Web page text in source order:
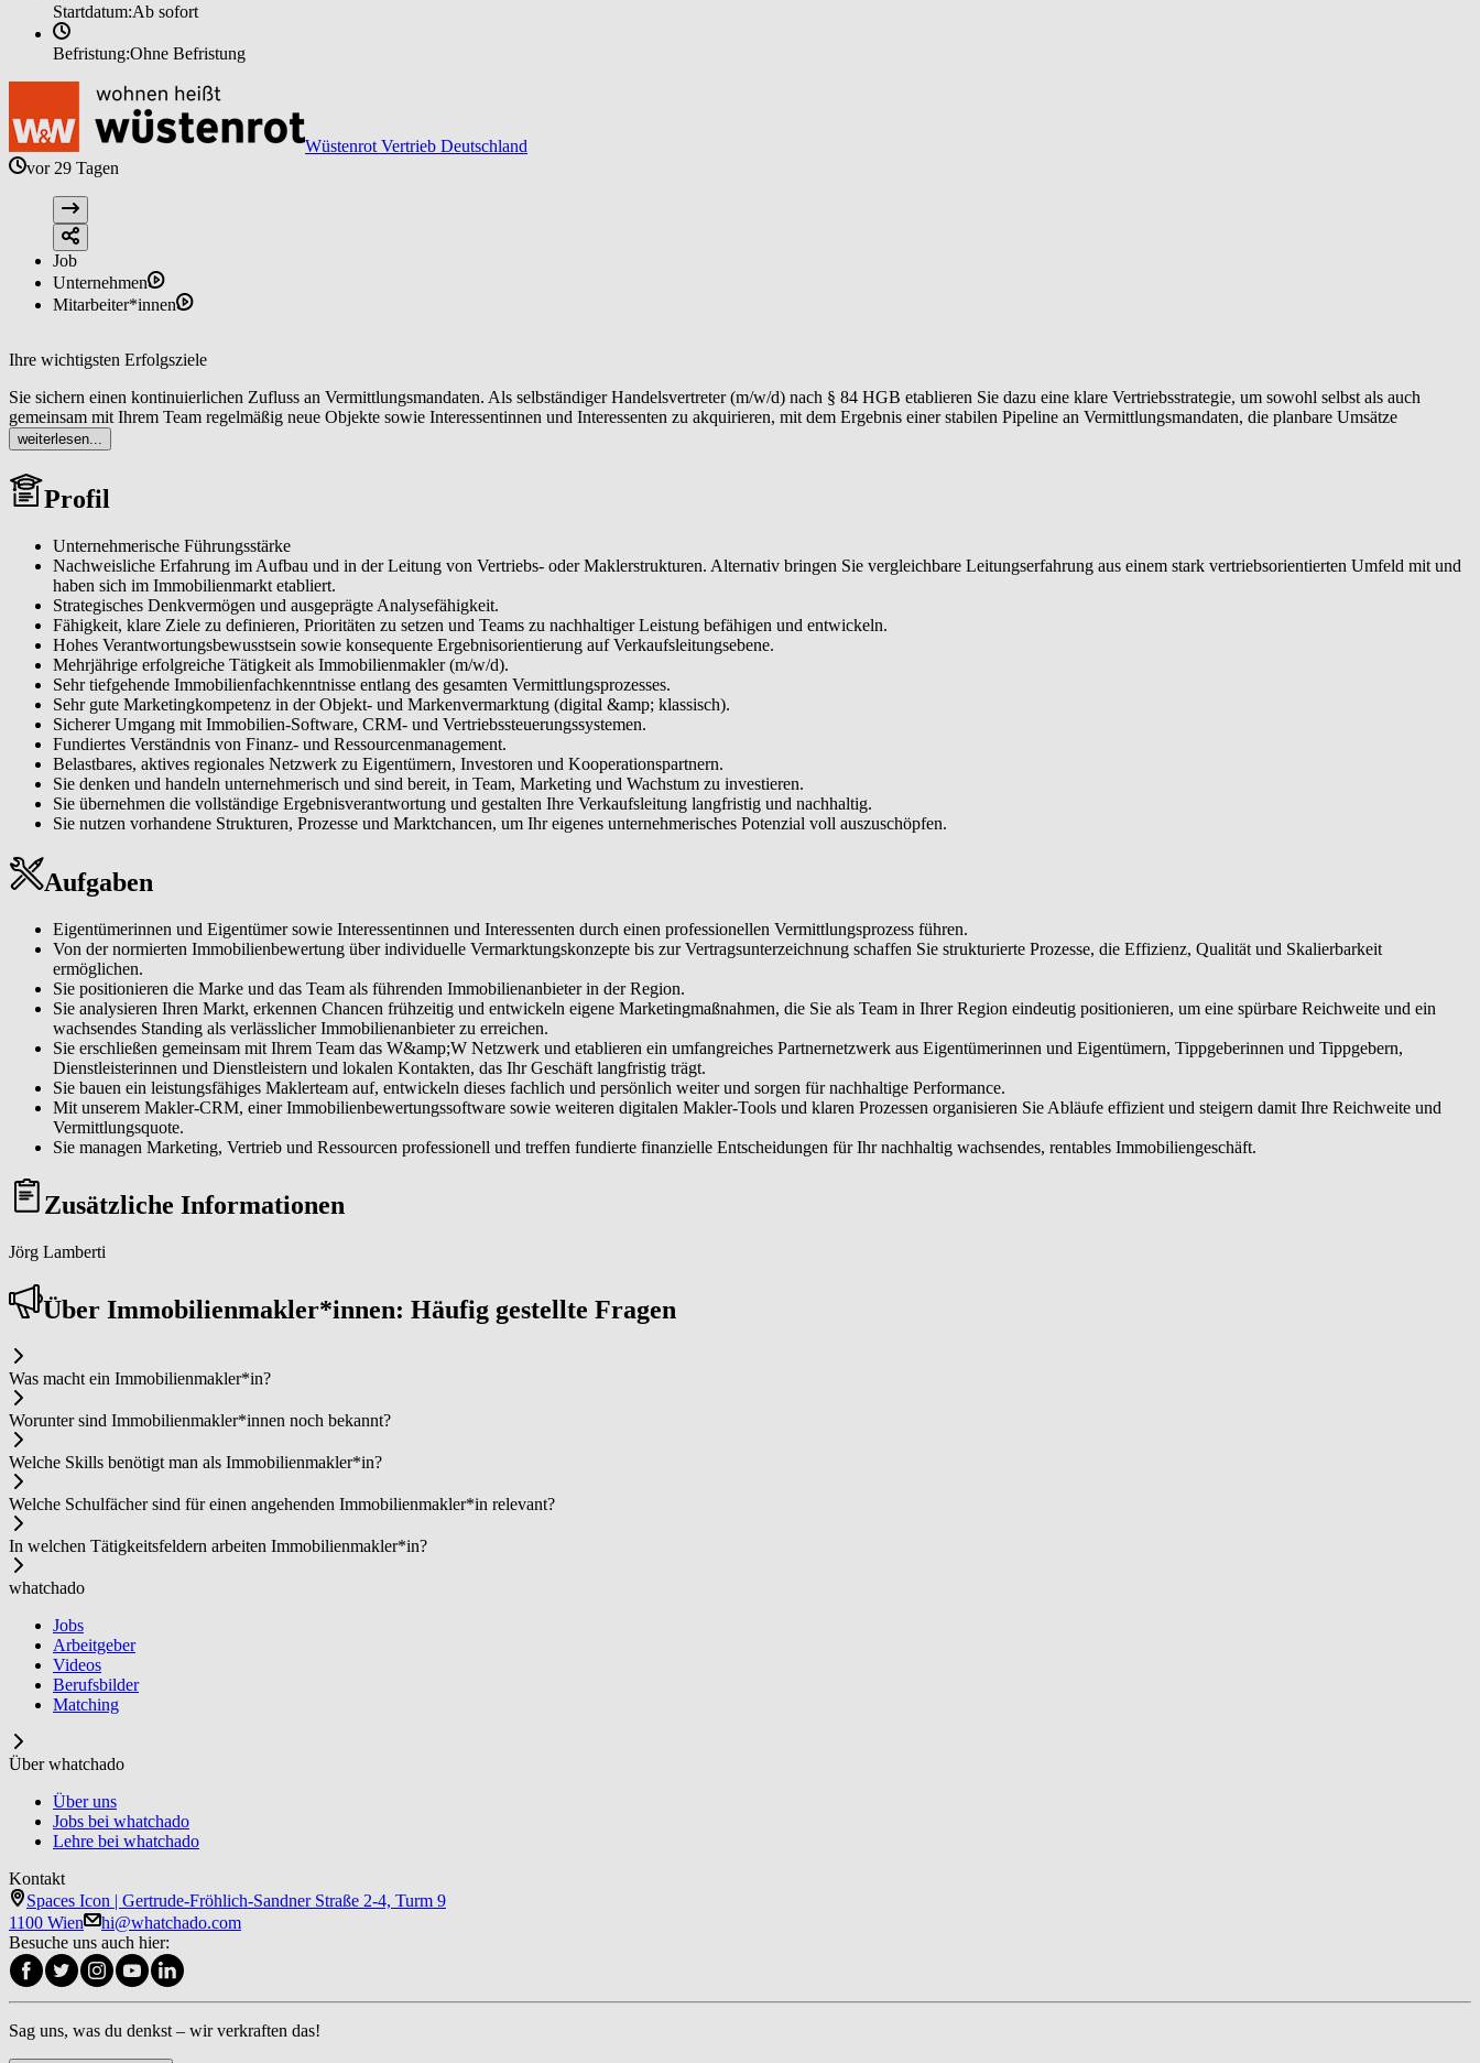
Startdatum:Ab sofort
Befristung:Ohne Befristung
Wüstenrot Vertrieb Deutschland
vor 29 Tagen
Job
Unternehmen
Mitarbeiter*innen
Ihre wichtigsten Erfolgsziele
Sie sichern einen kontinuierlichen Zufluss an Vermittlungsmandaten. Als selbständiger Handelsvertreter (m/w/d) nach § 84 HGB etablieren Sie dazu eine klare Vertriebsstrategie, um sowohl selbst als auch
gemeinsam mit Ihrem Team regelmäßig neue Objekte sowie Interessentinnen und Interessenten zu akquirieren, mit dem Ergebnis einer stabilen Pipeline an Vermittlungsmandaten, die planbare Umsätze
ermöglicht.
weiterlesen...
Profil
Unternehmerische Führungsstärke
Nachweisliche Erfahrung im Aufbau und in der Leitung von Vertriebs- oder Maklerstrukturen. Alternativ bringen Sie vergleichbare Leitungserfahrung aus einem stark vertriebsorientierten Umfeld mit und
haben sich im Immobilienmarkt etabliert.
Strategisches Denkvermögen und ausgeprägte Analysefähigkeit.
Fähigkeit, klare Ziele zu definieren, Prioritäten zu setzen und Teams zu nachhaltiger Leistung befähigen und entwickeln.
Hohes Verantwortungsbewusstsein sowie konsequente Ergebnisorientierung auf Verkaufsleitungsebene.
Mehrjährige erfolgreiche Tätigkeit als Immobilienmakler (m/w/d).
Sehr tiefgehende Immobilienfachkenntnisse entlang des gesamten Vermittlungsprozesses.
Sehr gute Marketingkompetenz in der Objekt- und Markenvermarktung (digital &amp; klassisch).
Sicherer Umgang mit Immobilien-Software, CRM- und Vertriebssteuerungssystemen.
Fundiertes Verständnis von Finanz- und Ressourcenmanagement.
Belastbares, aktives regionales Netzwerk zu Eigentümern, Investoren und Kooperationspartnern.
Sie denken und handeln unternehmerisch und sind bereit, in Team, Marketing und Wachstum zu investieren.
Sie übernehmen die vollständige Ergebnisverantwortung und gestalten Ihre Verkaufsleitung langfristig und nachhaltig.
Sie nutzen vorhandene Strukturen, Prozesse und Marktchancen, um Ihr eigenes unternehmerisches Potenzial voll auszuschöpfen.
Aufgaben
Eigentümerinnen und Eigentümer sowie Interessentinnen und Interessenten durch einen professionellen Vermittlungsprozess führen.
Von der normierten Immobilienbewertung über individuelle Vermarktungskonzepte bis zur Vertragsunterzeichnung schaffen Sie strukturierte Prozesse, die Effizienz, Qualität und Skalierbarkeit
ermöglichen.
Sie positionieren die Marke und das Team als führenden Immobilienanbieter in der Region.
Sie analysieren Ihren Markt, erkennen Chancen frühzeitig und entwickeln eigene Marketingmaßnahmen, die Sie als Team in Ihrer Region eindeutig positionieren, um eine spürbare Reichweite und ein
wachsendes Standing als verlässlicher Immobilienanbieter zu erreichen.
Sie erschließen gemeinsam mit Ihrem Team das W&amp;W Netzwerk und etablieren ein umfangreiches Partnernetzwerk aus Eigentümerinnen und Eigentümern, Tippgeberinnen und Tippgebern,
Dienstleisterinnen und Dienstleistern und lokalen Kontakten, das Ihr Geschäft langfristig trägt.
Sie bauen ein leistungsfähiges Maklerteam auf, entwickeln dieses fachlich und persönlich weiter und sorgen für nachhaltige Performance.
Mit unserem Makler-CRM, einer Immobilienbewertungssoftware sowie weiteren digitalen Makler-Tools und klaren Prozessen organisieren Sie Abläufe effizient und steigern damit Ihre Reichweite und
Vermittlungsquote.
Sie managen Marketing, Vertrieb und Ressourcen professionell und treffen fundierte finanzielle Entscheidungen für Ihr nachhaltig wachsendes, rentables Immobiliengeschäft.
Zusätzliche Informationen
Jörg Lamberti
Über Im­mo­bi­li­en­mak­ler*in­nen: Häufig gestellte Fragen
Was macht ein Im­mo­bi­li­en­mak­ler*in?
Worunter sind Im­mo­bi­li­en­mak­ler*in­nen noch bekannt?
Welche Skills benötigt man als Im­mo­bi­li­en­mak­ler*in?
Welche Schulfächer sind für einen angehenden Im­mo­bi­li­en­mak­ler*in relevant?
In welchen Tätigkeitsfeldern arbeiten Im­mo­bi­li­en­mak­ler*in?
whatchado
Jobs
Arbeitgeber
Videos
Berufsbilder
Matching
Über whatchado
Über uns
Jobs bei whatchado
Lehre bei whatchado
Kontakt
Spaces Icon | Gertrude-Fröhlich-Sandner Straße 2-4, Turm 9
1100 Wien
hi@whatchado.com
Besuche uns auch hier:
Sag uns, was du denkst – wir verkraften das!